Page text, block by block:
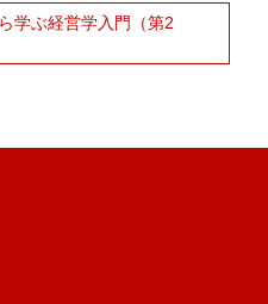
学ぶ経営学入門（第2